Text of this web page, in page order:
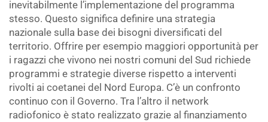
inevitabilmente l’implementazione del programma
stesso. Questo significa definire una strategia
nazionale sulla base dei bisogni diversificati del
territorio. Offrire per esempio maggiori opportunità per
i ragazzi che vivono nei nostri comuni del Sud richiede
programmi e strategie diverse rispetto a interventi
rivolti ai coetanei del Nord Europa. C’è un confronto
continuo con il Governo. Tra l’altro il network
radiofonico è stato realizzato grazie al finanziamento